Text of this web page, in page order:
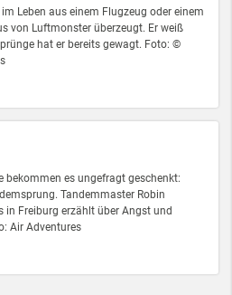
Leben aus einem Flugzeug oder einem
von Luftmonster überzeugt. Er weiß
hat er bereits gewagt. Foto: ©
bekommen es ungefragt geschenkt:
Tandemmaster Robin
in Freiburg erzählt über Angst und
Air Adventures